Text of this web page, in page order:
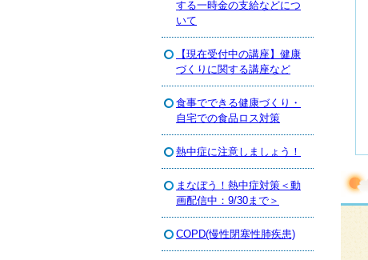
する一時金の支給などにつ
いて
【現在受付中の講座】健康
づくりに関する講座など
食事でできる健康づくり・
自宅での食品ロス対策
熱中症に注意しましょう！
まなぼう！熱中症対策＜動
画配信中：9/30まで＞
COPD(慢性閉塞性肺疾患)